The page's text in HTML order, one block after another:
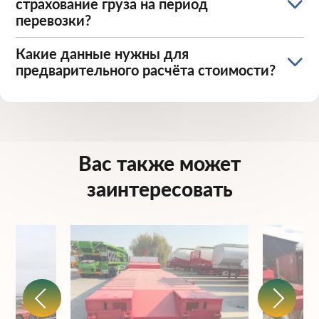
страхование груза на период
перевозки?
Какие данные нужны для
предварительного расчёта стоимости?
Вас также может
заинтересовать